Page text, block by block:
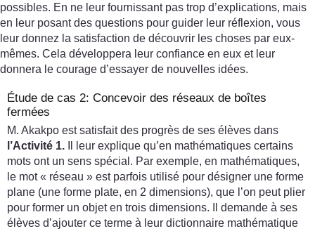
possibles. En ne leur fournissant pas trop d’explications, mais
en leur posant des questions pour guider leur réflexion, vous
leur donnez la satisfaction de découvrir les choses par eux-
mêmes. Cela développera leur confiance en eux et leur
donnera le courage d’essayer de nouvelles idées.
Étude de cas 2: Concevoir des réseaux de boîtes
fermées
M. Akakpo est satisfait des progrès de ses élèves dans
l’Activité 1.
Il leur explique qu’en mathématiques certains
mots ont un sens spécial. Par exemple, en mathématiques,
le mot « réseau » est parfois utilisé pour désigner une forme
plane (une forme plate, en 2 dimensions), que l’on peut plier
pour former un objet en trois dimensions. Il demande à ses
élèves d’ajouter ce terme à leur dictionnaire mathématique